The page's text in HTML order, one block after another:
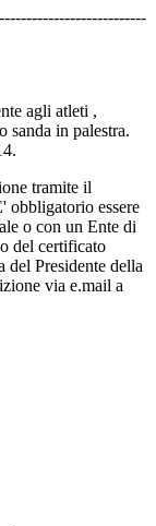
agli atleti ,
sanda in palestra.
tramite il
obbligatorio essere
o con un Ente di
del certificato
del Presidente della
via e.mail a